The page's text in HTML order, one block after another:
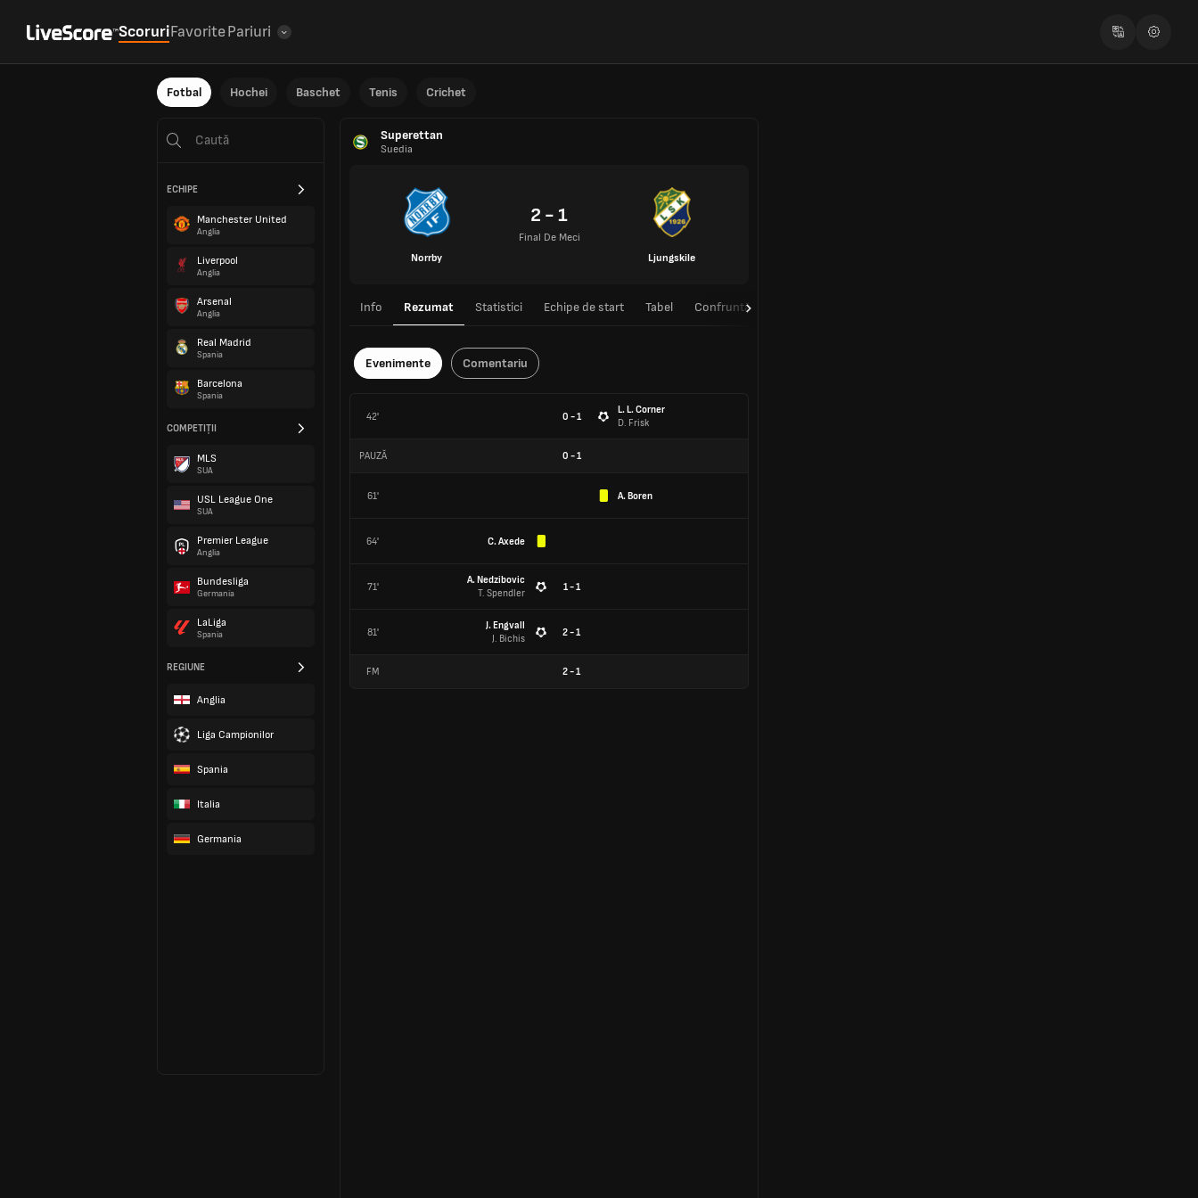
ScoruriFavoritePariuri
Fotbal Hochei Baschet Tenis Crichet
ECHIPE
Manchester United
Anglia
Liverpool
Anglia
Arsenal
Anglia
Real Madrid
Spania
Barcelona
Spania
COMPETIȚII
MLS
SUA
USL League One
SUA
Premier League
Anglia
Bundesliga
Germania
LaLiga
Spania
REGIUNE
Anglia
Liga Campionilor
Spania
Italia
Germania
Superettan
Suedia
Norrby
2 - 1
Final De Meci
Ljungskile
Info Rezumat Statistici Echipe de start Tabel Confruntări directe
Evenimente Comentariu
42' 0 - 1
L. L. Corner
D. Frisk
PAUZĂ 0 -1
61' A. Boren
64' C. Axede
71'
A. Nedzibovic
T. Spendler
1 - 1
81'
J. Engvall
J. Bichis
2 - 1
FM 2-1